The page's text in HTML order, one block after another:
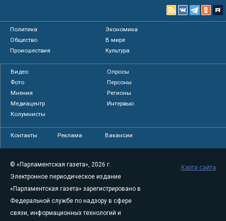
Политика
Экономика
Общество
В мире
Происшествия
Культура
Видео
Опросы
Фото
Персоны
Мнения
Регионы
Медиацентр
Интервью
Колумнисты
Контакты Реклама Вакансии
© «Парламентская газета», 2026 г.
Электронное периодическое издание
«Парламентская газета» зарегистрировано в
Федеральной службе по надзору в сфере
связи, информационных технологий и
Карта сайта